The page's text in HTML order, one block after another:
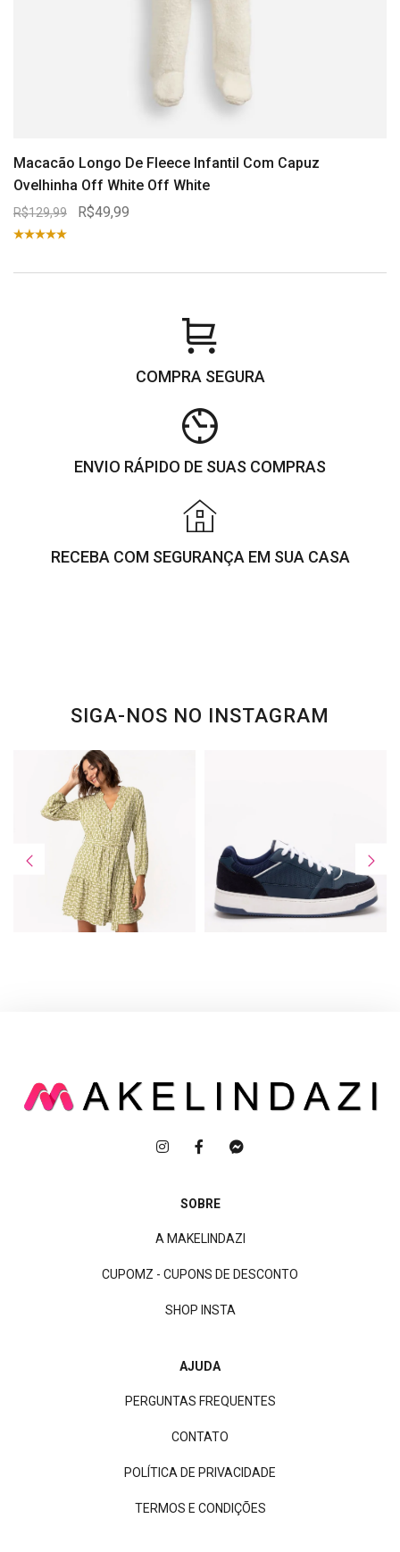
Macacão Longo De Fleece Infantil Com Capuz
Ovelhinha Off White Off White
R$129,99 R$49,99
COMPRA SEGURA
ENVIO RÁPIDO DE SUAS COMPRAS
RECEBA COM SEGURANÇA EM SUA CASA
SIGA-NOS NO INSTAGRAM
SOBRE
A MAKELINDAZI
CUPOMZ - CUPONS DE DESCONTO
SHOP INSTA
AJUDA
PERGUNTAS FREQUENTES
CONTATO
POLÍTICA DE PRIVACIDADE
TERMOS E CONDIÇÕES